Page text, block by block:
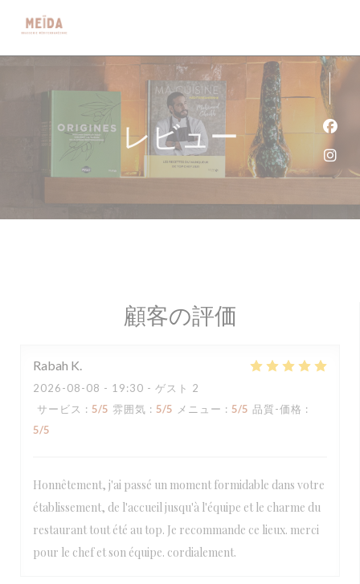
レビュー
顧客の評価
Rabah K
2026-08-08 - 19:30 - ゲスト 2
サービス : 5/5 雰囲気 : 5/5 メニュー : 5/5 品質-価格 :
5/5
Honnêtement, j'ai passé un moment formidable dans votre
établissement, de l'accueil jusqu'à l'équipe et le charme du
restaurant tout été au top. Je recommande ce lieux. merci
pour le chef et son équipe. cordialement.